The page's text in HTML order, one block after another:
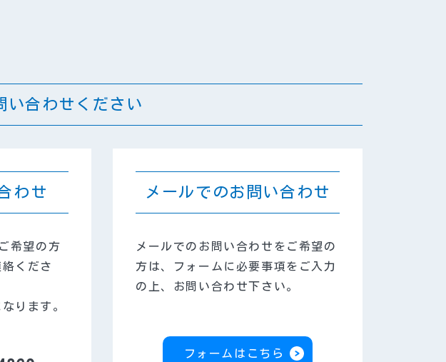
い合わせください
わせ
希望の方
くださ
ります。
メールでのお問い合わせ
メールでのお問い合わせをご希望の
方は、フォームに必要事項をご入力
の上、お問い合わせ下さい。
フォームはこちら